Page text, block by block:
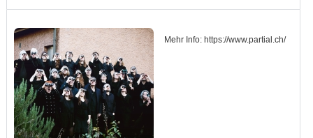
Mehr Info: https://www.partial.ch/